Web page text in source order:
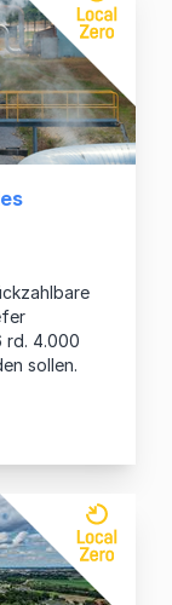
rd. 4.000
sollen.